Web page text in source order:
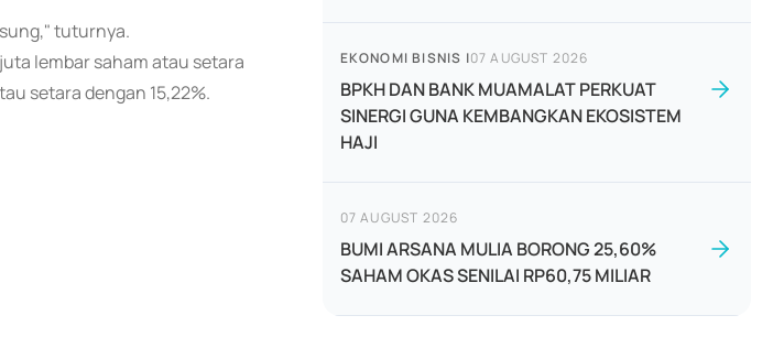
tuturnya.
lembar saham atau setara
setara dengan 15,22%.
EKONOMI BISNIS |07 AUGUST 2026
BPKH DAN BANK MUAMALAT PERKUAT
SINERGI GUNA KEMBANGKAN EKOSISTEM
HAJI
07 AUGUST 2026
BUMI ARSANA MULIA BORONG 25,60%
SAHAM OKAS SENILAI RP60,75 MILIAR